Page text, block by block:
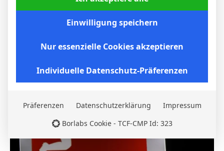
Borussia Dortmund gewinnt auch beim VfB
Stuttgart: BVB setzt sich 2:0 durch
Einwilligung speichern
Nur essenzielle Cookies akzeptieren
Individuelle Datenschutz-Präferenzen
Präferenzen Datenschutzerklärung
Impressum
Borlabs Cookie - TCF-CMP Id: 323